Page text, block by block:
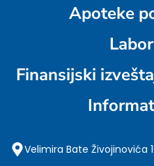
Apoteke
Finansijski
Velimira Bate Živojinovića